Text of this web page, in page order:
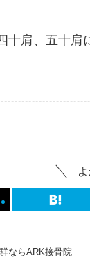
十肩、五十肩
ならARK接骨院